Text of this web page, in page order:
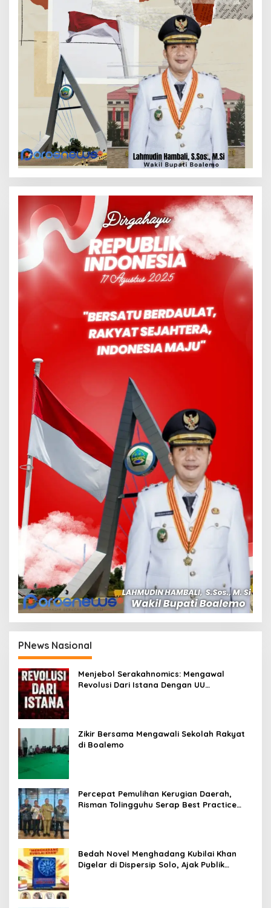
PNews Nasional
Menjebol Serakahnomics: Mengawal
Revolusi Dari Istana Dengan UU
Zikir Bersama Mengawali Sekolah Rakyat
di Boalemo
Percepat Pemulihan Kerugian Daerah,
Risman Tolingguhu Serap Best Practice
Bedah Novel Menghadang Kubilai Khan
Digelar di Dispersip Solo, Ajak Publik